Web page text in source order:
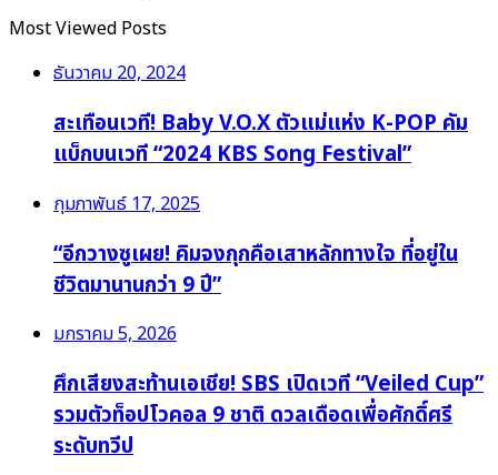
Most Viewed Posts
ธันวาคม 20, 2024
สะเทือนเวที! Baby V.O.X ตัวแม่แห่ง K-POP คัม
แบ็กบนเวที “2024 KBS Song Festival”
กุมภาพันธ์ 17, 2025
“อีกวางซูเผย! คิมจงกุกคือเสาหลักทางใจ ที่อยู่ใน
ชีวิตมานานกว่า 9 ปี”
มกราคม 5, 2026
ศึกเสียงสะท้านเอเชีย! SBS เปิดเวที “Veiled Cup”
รวมตัวท็อปโวคอล 9 ชาติ ดวลเดือดเพื่อศักดิ์ศรี
ระดับทวีป